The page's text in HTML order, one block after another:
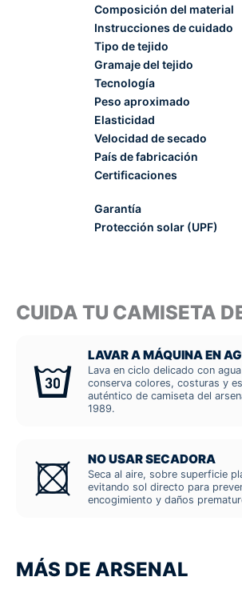
Composición del material
Instrucciones de cuidado
Tipo de tejido
Gramaje del tejido
Tecnología
Peso aproximado
Elasticidad
Velocidad de secado
País de fabricación
Certificaciones
Garantía
Protección solar (UPF)
CUIDA TU CAMISETA
LAVAR A MÁQUINA EN
Lava en ciclo delicado con
conserva colores, costuras y
auténtico de camiseta del
1989.
NO USAR SECADORA
Seca al aire, sobre superficie
evitando sol directo para
encogimiento y daños
MÁS DE ARSENAL